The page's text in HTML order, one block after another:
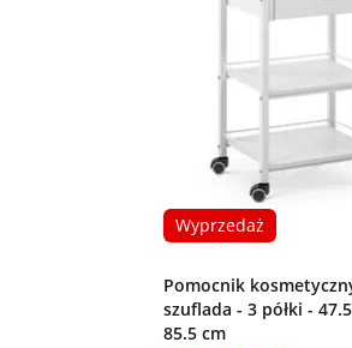
Wyprzedaż
Pomocnik
szuflada - 3 półki -
85.5 cm